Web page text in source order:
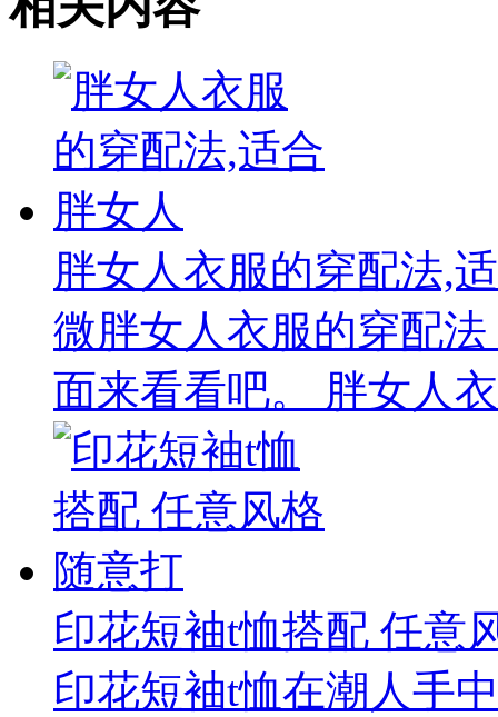
胖女人衣服的穿配法,
微胖女人衣服的穿配
面来看看吧。 胖女人
印花短袖t恤搭配 任意
印花短袖t恤在潮人手